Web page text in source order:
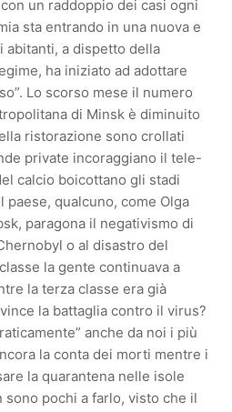
un raddoppio dei casi ogni
sta entrando in una nuova e
abitanti, a dispetto della
ha iniziato ad adottare
Lo scorso mese il numero
di Minsk è diminuito
ristorazione sono crollati
private incoraggiano il tele-
calcio boicottano gli stadi
qualcuno, come Olga
paragona il negativismo di
o al disastro del
la gente continuava a
la terza classe era già
la battaglia contro il virus?
anche da noi i più
la conta dei morti mentre i
la quarantena nelle isole
sono pochi a farlo, visto che il